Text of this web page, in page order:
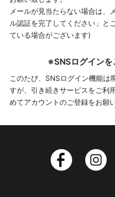
メールが見当たらない場合は、
ル認証を完了してください」と
ている場合がございます)
※SNSログイン
このたび、SNSログイン機能は
すが、引き続きサービスをご利
めてアカウントのご登録をお願